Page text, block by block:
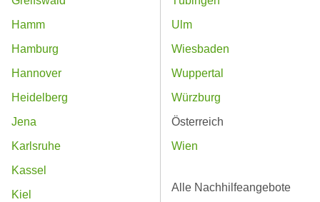
Hamm
Hamburg
Hannover
Heidelberg
Jena
Karlsruhe
Kassel
Kiel
Ulm
Wiesbaden
Wuppertal
Würzburg
Österreich
Wien
Alle Nachhilfeangebote